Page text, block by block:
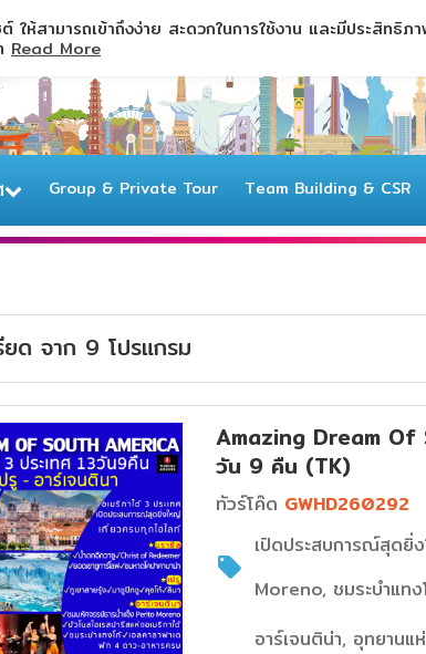
Group & Private Tour Team Building & CSR
ยด จาก 9 โปรแกรม
Amazing Dream Of
วัน 9 คืน (TK)
ทัวร์โค๊ด GWHD260292
เปิดประสบการณ์สุดยิ่
Moreno, ชมระบำแทง
อาร์เจนติน่า, อุทยาน
ให้สามารถเข้าถึงง่าย สะดวกในการใช้งาน และมีประสิทธิภ
Read More